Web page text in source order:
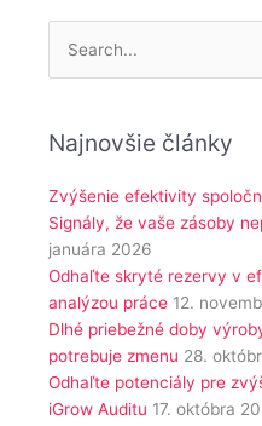
Vyhľadať:
Najnovšie články
Zvýšenie efektivity
Signály, že vaše zásoby
januára 2026
Odhaľte skryté rezervy v
analýzou práce 12.
Dlhé priebežné doby
potrebuje zmenu 28.
Odhaľte potenciály pre
iGrow Auditu 17. októbra